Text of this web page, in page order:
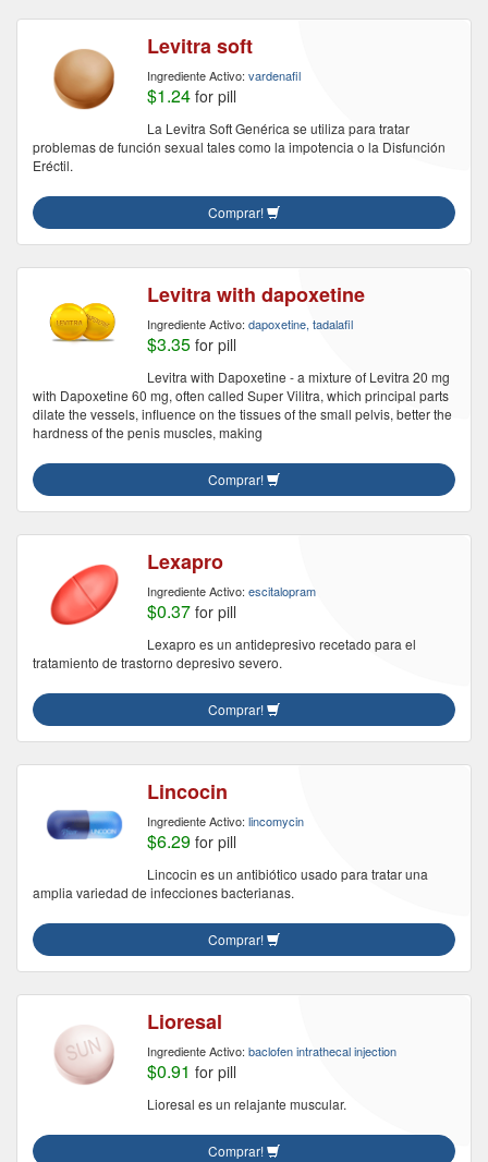
Levitra soft
Ingrediente Activo: vardenafil
$1.24 for pill
La Levitra Soft Genérica se utiliza para tratar
problemas de función sexual tales como la impotencia o la Disfunción
Eréctil.
Comprar!
Levitra with dapoxetine
Ingrediente Activo: dapoxetine, tadalafil
$3.35 for pill
Levitra with Dapoxetine - a mixture of Levitra 20 mg
with Dapoxetine 60 mg, often called Super Vilitra, which principal parts
dilate the vessels, influence on the tissues of the small pelvis, better the
hardness of the penis muscles, making
Comprar!
Lexapro
Ingrediente Activo: escitalopram
$0.37 for pill
Lexapro es un antidepresivo recetado para el
tratamiento de trastorno depresivo severo.
Comprar!
Lincocin
Ingrediente Activo: lincomycin
$6.29 for pill
Lincocin es un antibiótico usado para tratar una
amplia variedad de infecciones bacterianas.
Comprar!
Lioresal
Ingrediente Activo: baclofen intrathecal injection
$0.91 for pill
Lioresal es un relajante muscular.
Comprar!